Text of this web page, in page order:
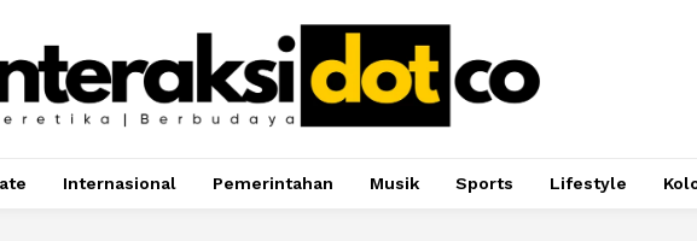
Internasional Pemerintahan Musik Sports Lifestyle